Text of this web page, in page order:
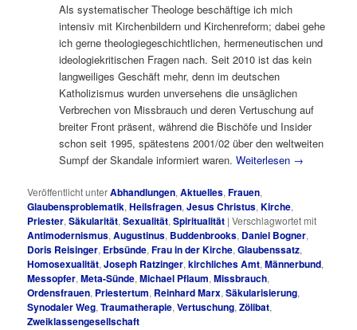
Als systematischer Theologe beschäftige ich mich
intensiv mit Kirchenbildern und Kirchenreform; dabei gehe
ich gerne theologiegeschichtlichen, hermeneutischen und
ideologiekritischen Fragen nach. Seit 2010 ist das kein
langweiliges Geschäft mehr, denn im deutschen
Katholizismus wurden unversehens die unsäglichen
Verbrechen von Missbrauch und deren Vertuschung auf
breiter Front präsent, während die Bischöfe und Insider
schon seit 1995, spätestens 2001/02 über den weltweiten
Sumpf der Skandale informiert waren.Weiterlesen →
Veröffentlicht unterAbhandlungen,Aktuelles,Frauen,
Glaubensproblematik,Heilsfragen,Jesus Christus,Kirche,
Priester,Säkularität,Sexualität,Spiritualität |Verschlagwortet mit
Antimodernismus,Augustinus, Buddenbrooks, Daniel Bogner,
Doris Reisinger, Erbsünde,Frau in der Kirche,Glaubenssatz,
Homosexualität,Joseph Ratzinger,kirchliches Amt,Männerbund,
Messopfer,Meta-Sünde,Michael Pflaum,Missbrauch,
Ordensfrauen, Priestertum, Reinhard Marx,Säkularisierung,
Synodaler Weg,Traumatherapie,Vertuschung,Zölibat,
Zweiklassengesellschaft